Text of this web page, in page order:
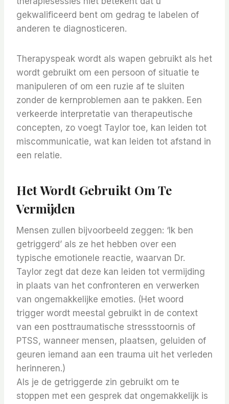
gekwalificeerd bent om gedrag te labelen of
anderen te diagnosticeren.
Therapyspeak wordt als wapen gebruikt als het
wordt gebruikt om een ​​persoon of situatie te
manipuleren of om een ​​ruzie af te sluiten
zonder de kernproblemen aan te pakken. Een
verkeerde interpretatie van therapeutische
concepten, zo voegt Taylor toe, kan leiden tot
miscommunicatie, wat kan leiden tot afstand in
een relatie.
Het Wordt Gebruikt Om Te
Vermijden
Mensen zullen bijvoorbeeld zeggen: ‘Ik ben
getriggerd’ als ze het hebben over een
typische emotionele reactie, waarvan Dr.
Taylor zegt dat deze kan leiden tot vermijding
in plaats van het confronteren en verwerken
van ongemakkelijke emoties. (Het woord
trigger wordt meestal gebruikt in de context
van een posttraumatische stressstoornis of
PTSS, wanneer mensen, plaatsen, geluiden of
geuren iemand aan een trauma uit het verleden
herinneren.)
Als je de getriggerde zin gebruikt om te
stoppen met een gesprek dat ongemakkelijk is